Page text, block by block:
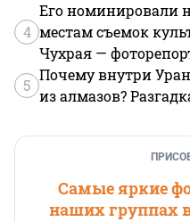
4
Его номинировали
местам съемок
Чухрая —
5
Почему внутри
из алмазов?
Самые яркие
наших группах